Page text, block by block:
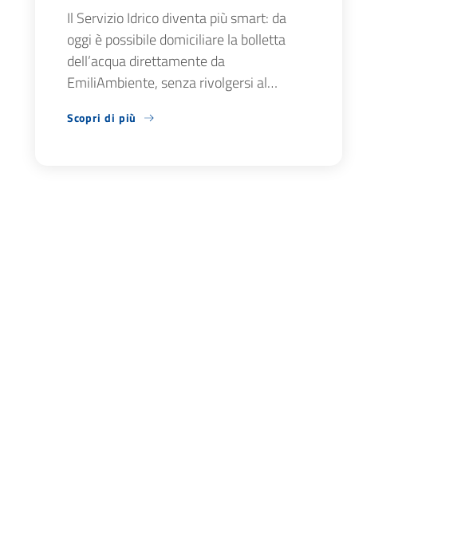
Il Servizio Idrico diventa più smart: da
oggi è possibile domiciliare la bolletta
dell’acqua direttamente da
EmiliAmbiente, senza rivolgersi al…
Scopri di più